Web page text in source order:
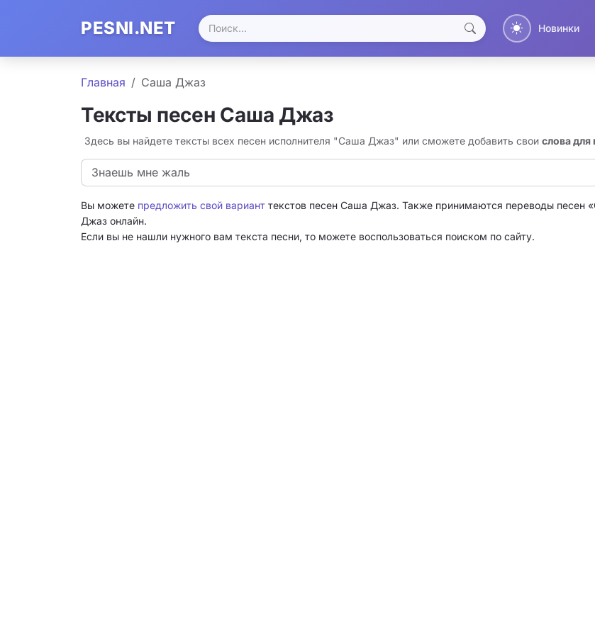
PESNI.NET Новинки
Главная Саша Джаз
Тексты песен Саша Джаз
Здесь вы найдете тексты всех песен исполнителя "Саша Джаз" или сможете добавить свои слова
Знаешь мне жаль
Вы можете предложить свой вариант текстов песен Саша Джаз. Также принимаются переводы
Джаз онлайн.
Если вы не нашли нужного вам текста песни, то можете воспользоваться поиском по сайту.